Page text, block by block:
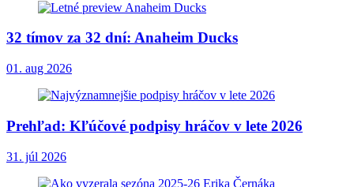
32 tímov za 32 dní: Anaheim Ducks
01. aug 2026
Prehľad: Kľúčové podpisy hráčov v lete 2026
31. júl 2026